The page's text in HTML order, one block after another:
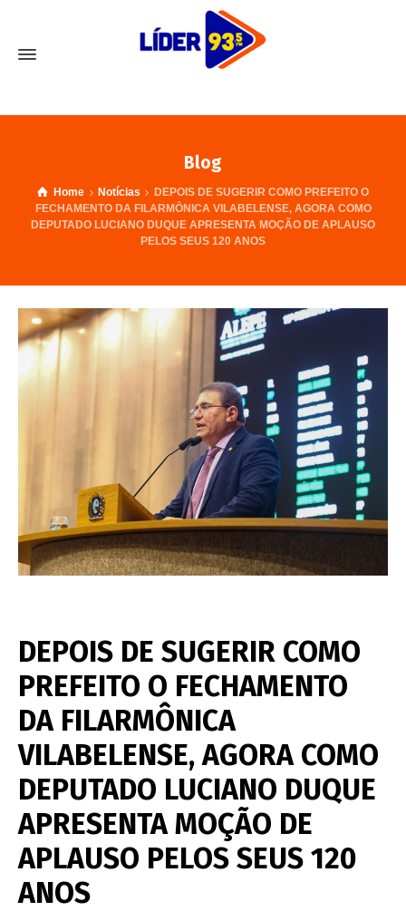
Blog
Home Notícias
DEPOIS DE SUGERIR COMO PREFEITO O
FECHAMENTO DA FILARMÔNICA VILABELENSE, AGORA COMO
DEPUTADO LUCIANO DUQUE APRESENTA MOÇÃO DE APLAUSO
PELOS SEUS 120 ANOS
DEPOIS DE SUGERIR COMO
PREFEITO O FECHAMENTO
DA FILARMÔNICA
VILABELENSE, AGORA COMO
DEPUTADO LUCIANO DUQUE
APRESENTA MOÇÃO DE
APLAUSO PELOS SEUS 120
ANOS